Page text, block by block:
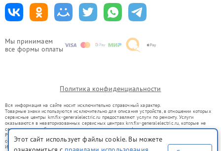
Мы принимаем
все формы оплаты
Политика конфиденциальности
Вся информация на сайте носит исключительно справочный характер.
Товарные знаки используются исключительно для описания устройств, в отношении которых
сервисные центры krn.fix-generalelectric.ru предоставляют услуги по ремонту. Услуги
оказываются в неавторизованных сервисных центрах krn.fix-generalelectric.ru, которые не
связаны с правообладателями товарных знаков или их официальными представителями.
Ремонт осуществляется для устройств, уже введенных в гражданский оборот в соответствии
со статьей 1487 ГК РФ.
Использование товарных знаков не преследует цели индивидуализации услуг или введения
Этот сайт использует файлы cookie. Вы можете